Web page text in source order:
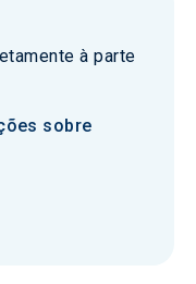
à parte
sobre